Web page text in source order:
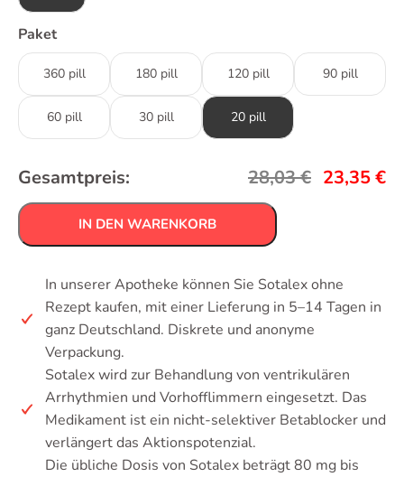
Paket
360 pill 180 pill 120 pill 90 pill
60 pill 30 pill 20 pill
Gesamtpreis: 28,03€ 23,35€
IN DEN WARENKORB
In unserer Apotheke können Sie Sotalex ohne
Rezept kaufen, mit einer Lieferung in 5–14 Tagen in
ganz Deutschland. Diskrete und anonyme
Verpackung.
Sotalex wird zur Behandlung von ventrikulären
Arrhythmien und Vorhofflimmern eingesetzt. Das
Medikament ist ein nicht-selektiver Betablocker und
verlängert das Aktionspotenzial.
Die übliche Dosis von Sotalex beträgt 80 mg bis